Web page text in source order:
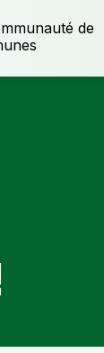
de